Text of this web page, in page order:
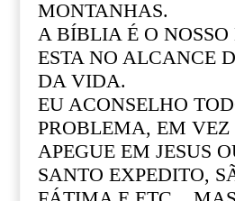
MONTANHAS.
A BÍBLIA É O
ESTA NO ALCANCE
DA VIDA.
EU ACONSELHO
PROBLEMA, EM VEZ
APEGUE EM JESUS
SANTO EXPEDITO,